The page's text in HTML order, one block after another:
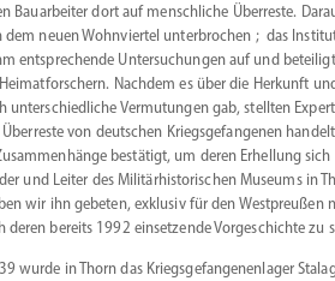
Bauar­beiter dort auf mensch­liche Überreste.
neuen Wohnviertel unter­brochen ; das
entspre­chende Unter­su­chungen auf und
Nachdem es über die Herkunft
unter­schied­liche Vermu­tungen gab, stellten
von deutschen Kriegs­ge­fan­genen
bestätigt, um deren Erhellung sich
und Leiter des Militär­his­to­ri­schen Museums in
wir ihn gebeten, exklusiv für den Westpreußen
deren bereits 1992 einset­zende Vorge­schichte zu
wurde in Thorn das Kriegs­ge­fan­ge­nen­lager